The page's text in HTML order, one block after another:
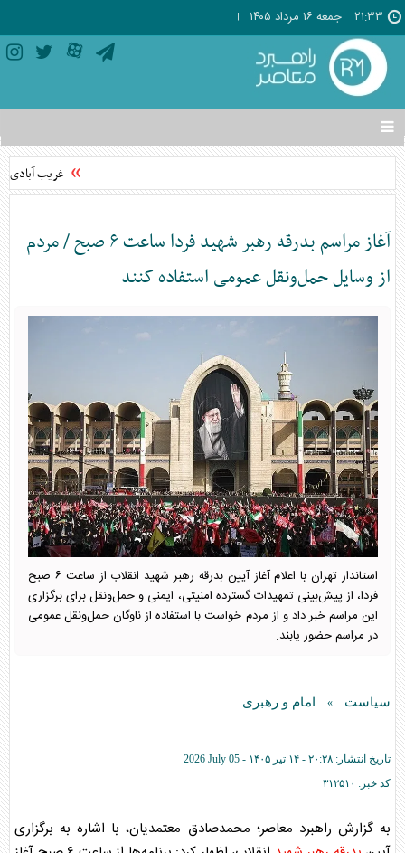
۲۱:۳۳ جمعه ۱۶ مرداد ۱۴۰۵
تغییر
وضعیت
منوی
ها
غریب آبادی:
آغاز مراسم بدرقه رهبر شهید فردا ساعت ۶ صبح / مردم
از وسایل حمل‌ونقل عمومی استفاده کنند
استاندار تهران با اعلام آغاز آیین بدرقه رهبر شهید انقلاب از ساعت ۶ صبح
فردا، از پیش‌بینی تمهیدات گسترده امنیتی، ایمنی و حمل‌ونقل برای برگزاری
این مراسم خبر داد و از مردم خواست با استفاده از ناوگان حمل‌ونقل عمومی
در مراسم حضور یابند.
سیاست » امام و رهبری
تاریخ انتشار: ۲۰:۲۸ - ۱۴ تير ۱۴۰۵ -
2026 July 05
کد خبر: ۳۱۲۵۱۰
به گزارش راهبرد معاصر؛ محمدصادق معتمدیان، با اشاره به برگزاری